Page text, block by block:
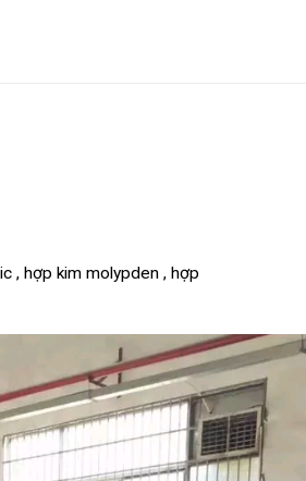
, hợp kim molypden , hợp